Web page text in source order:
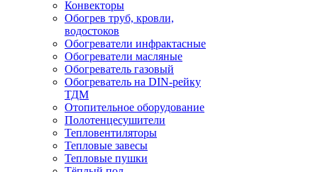
Конвекторы
Обогрев труб, кровли,
водостоков
Обогреватели инфрактасные
Обогреватели масляные
Обогреватель газовый
Обогреватель на DIN-рейку
ТДМ
Отопительное оборудование
Полотенцесушители
Тепловентиляторы
Тепловые завесы
Тепловые пушки